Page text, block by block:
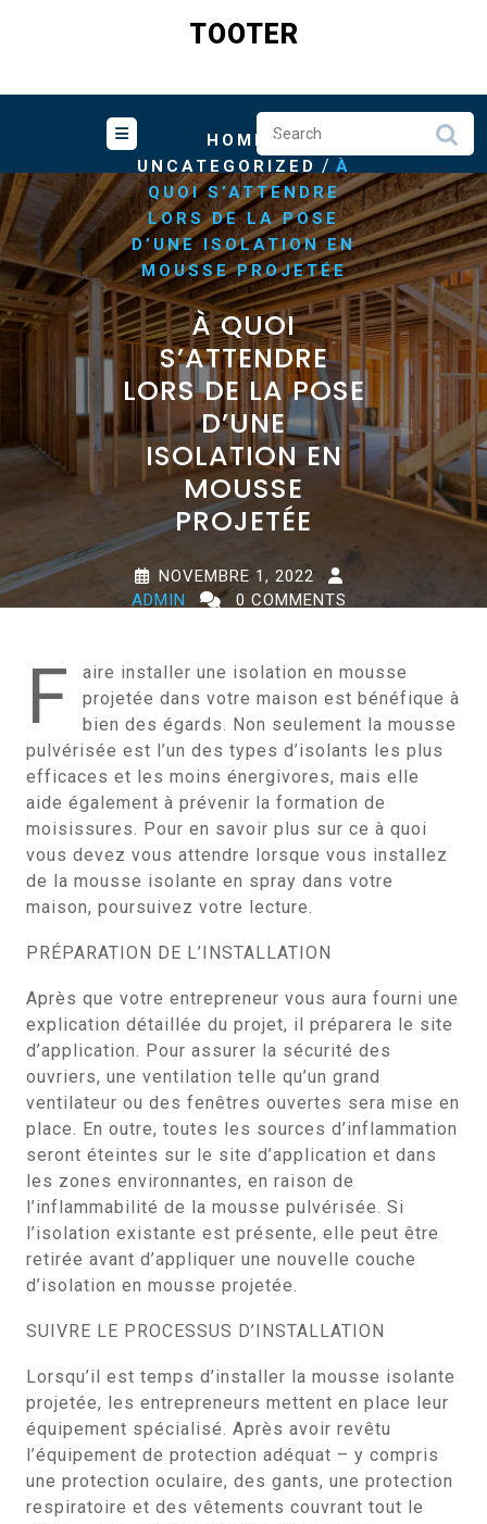
TOOTER
HOME /
UNCATEGORIZED / À
QUOI S’ATTENDRE
LORS DE LA POSE
D’UNE ISOLATION EN
MOUSSE PROJETÉE
À QUOI
S’ATTENDRE
LORS DE LA POSE
D’UNE
ISOLATION EN
MOUSSE
PROJETÉE
NOVEMBRE 1, 2022
ADMIN
0 COMMENTS
F
aire installer une isolation en mousse
projetée dans votre maison est bénéfique à
bien des égards. Non seulement la mousse
pulvérisée est l’un des types d’isolants les plus
efficaces et les moins énergivores, mais elle
aide également à prévenir la formation de
moisissures. Pour en savoir plus sur ce à quoi
vous devez vous attendre lorsque vous installez
de la mousse isolante en spray dans votre
maison, poursuivez votre lecture.
PRÉPARATION DE L’INSTALLATION
Après que votre entrepreneur vous aura fourni une
explication détaillée du projet, il préparera le site
d’application. Pour assurer la sécurité des
ouvriers, une ventilation telle qu’un grand
ventilateur ou des fenêtres ouvertes sera mise en
place. En outre, toutes les sources d’inflammation
seront éteintes sur le site d’application et dans
les zones environnantes, en raison de
l’inflammabilité de la mousse pulvérisée. Si
l’isolation existante est présente, elle peut être
retirée avant d’appliquer une nouvelle couche
d’isolation en mousse projetée.
SUIVRE LE PROCESSUS D’INSTALLATION
Lorsqu’il est temps d’installer la mousse isolante
projetée, les entrepreneurs mettent en place leur
équipement spécialisé. Après avoir revêtu
l’équipement de protection adéquat – y compris
une protection oculaire, des gants, une protection
respiratoire et des vêtements couvrant tout le